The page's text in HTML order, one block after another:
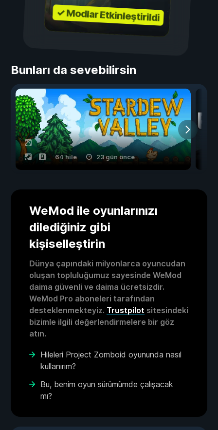
✓ Modlar Etkinleştirildi
Bunları da sevebilirsin
64 hile 23 gün önce
WeMod ile oyunlarınızı
dilediğiniz gibi
kişiselleştirin
Dünya çapındaki milyonlarca oyuncudan
oluşan topluluğumuz sayesinde WeMod
daima güvenli ve daima ücretsizdir.
WeMod Pro aboneleri tarafından
desteklenmekteyiz. Trustpilot sitesindeki
bizimle ilgili değerlendirmelere bir göz
atın.
Hileleri Project Zomboid oyununda nasıl
kullanırım?
Bu, benim oyun sürümümde çalışacak
mı?